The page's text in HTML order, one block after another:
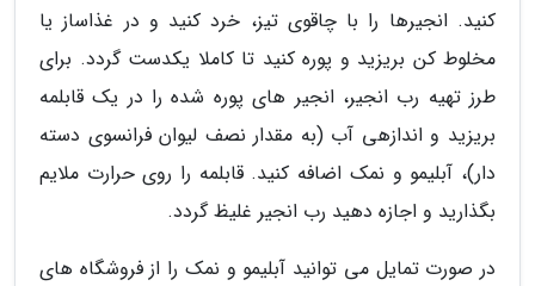
کنید. انجیرها را با چاقوی تیز، خرد کنید و در غذاساز یا
مخلوط کن بریزید و پوره کنید تا کاملا یکدست گردد. برای
طرز تهیه رب انجیر، انجیر های پوره شده را در یک قابلمه
بریزید و اندازهی آب (به مقدار نصف لیوان فرانسوی دسته
دار)، آبلیمو و نمک اضافه کنید. قابلمه را روی حرارت ملایم
بگذارید و اجازه دهید رب انجیر غلیظ گردد.
در صورت تمایل می توانید آبلیمو و نمک را از فروشگاه های